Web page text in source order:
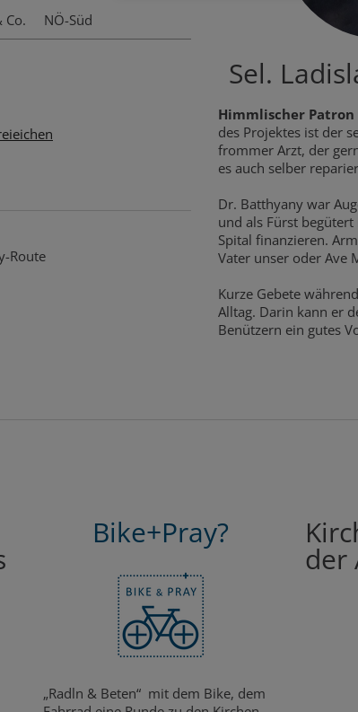
Co. NÖ-Süd
Route
Sel.
Himmlischer Patron
des Projektes ist der
frommer Arzt, der
es auch selber
Dr. Batthyany war
und als Fürst
Spital finanzieren.
Vater unser oder Ave
Kurze Gebete
Alltag. Darin kann er
Benützern ein gutes
Bike+Pray?
„Radln & Beten“ mit dem Bike, dem
der